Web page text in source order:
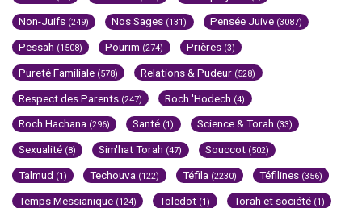
Non-Juifs (249) Nos Sages (131) Pensée Juive (3087)
Pessah (1508) Pourim (274) Prières (3)
Pureté Familiale (578) Relations & Pudeur (528)
Respect des Parents (247) Roch 'Hodech (4)
Roch Hachana (296) Santé (1) Science & Torah (33)
Sexualité (8) Sim'hat Torah (47) Souccot (502)
Talmud (1) Techouva (122) Téfila (2230) Téfilines (356)
Temps Messianique (124) Toledot (1) Torah et société (1)